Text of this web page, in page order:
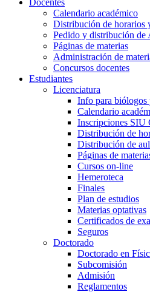
Calendario académico
Distribución de horarios
Pedido y distribución de
Páginas de materias
Administración de
Concursos docentes
Estudiantes
Licenciatura
Info para biólogos
Calendario
Inscripciones SIU
Distribución de
Distribución de
Páginas de
Cursos on-line
Hemeroteca
Finales
Plan de estudios
Materias optativas
Certificados de
Seguros
Doctorado
Doctorado en
Subcomisión
Admisión
Reglamentos